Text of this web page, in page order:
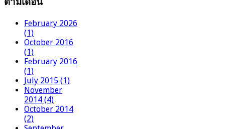
ตามเดือน
February 2026
(1)
October 2016
(1)
February 2016
(1)
July 2015 (1)
November
2014 (4)
October 2014
(2)